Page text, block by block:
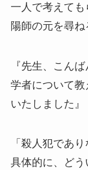
一人で考えて
陽師の元を尋ね
『先生、こん
学者について
いたしました』
「殺人犯であ
具体的に、ど